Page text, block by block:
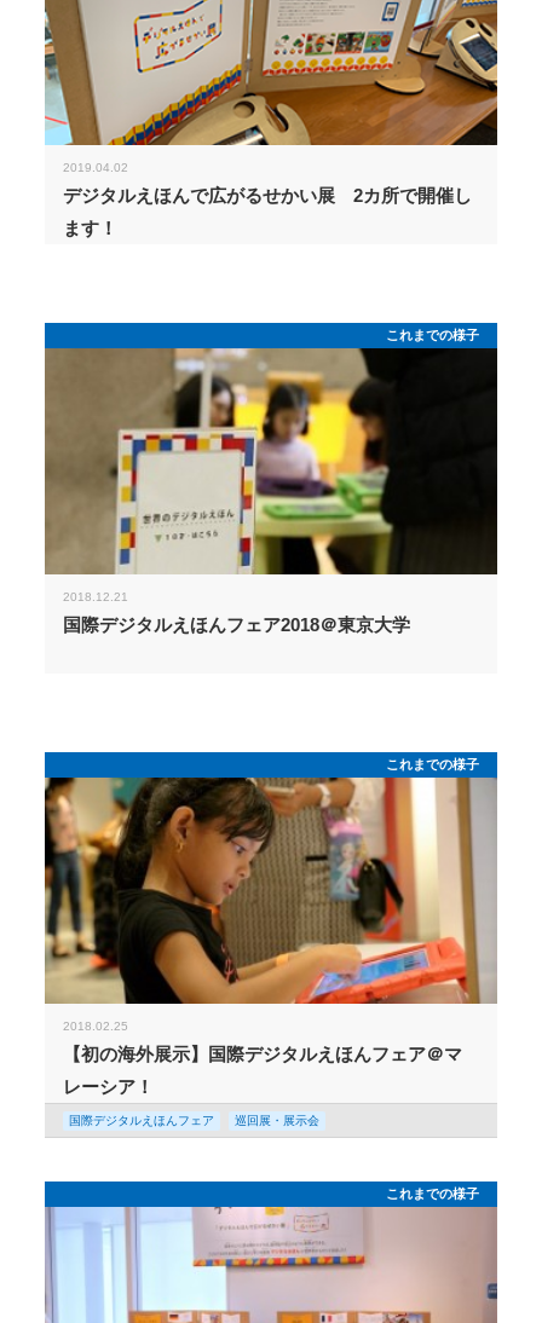
2019.04.02
デジタルえほんで広がるせかい展 2カ所で開催し
ます！
これまでの様子
2018.12.21
国際デジタルえほんフェア2018＠東京大学
これまでの様子
2018.02.25
【初の海外展示】国際デジタルえほんフェア＠マ
レーシア！
国際デジタルえほんフェア 巡回展・展示会
これまでの様子